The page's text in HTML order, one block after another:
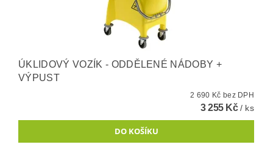
ÚKLIDOVÝ VOZÍK - ODDĚLENÉ NÁDOBY +
VÝPUST
2 690 Kč bez DPH
3 255 Kč/ ks